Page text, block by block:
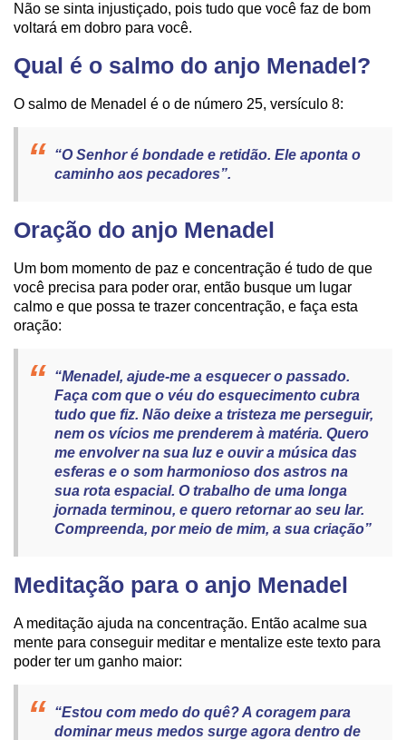
Não se sinta injustiçado, pois tudo que você faz de bom
voltará em dobro para você.
Qual é o salmo do anjo Menadel?
O salmo de Menadel é o de número 25, versículo 8:
“O Senhor é bondade e retidão. Ele aponta o
caminho aos pecadores”.
Oração do anjo Menadel
Um bom momento de paz e concentração é tudo de que
você precisa para poder orar, então busque um lugar
calmo e que possa te trazer concentração, e faça esta
oração:
“Menadel, ajude-me a esquecer o passado.
Faça com que o véu do esquecimento cubra
tudo que fiz. Não deixe a tristeza me perseguir,
nem os vícios me prenderem à matéria. Quero
me envolver na sua luz e ouvir a música das
esferas e o som harmonioso dos astros na
sua rota espacial. O trabalho de uma longa
jornada terminou, e quero retornar ao seu lar.
Compreenda, por meio de mim, a sua criação”
Meditação para o anjo Menadel
A meditação ajuda na concentração. Então acalme sua
mente para conseguir meditar e mentalize este texto para
poder ter um ganho maior:
“Estou com medo do quê? A coragem para
dominar meus medos surge agora dentro de